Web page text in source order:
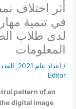
أثر اختلاف
في تنمية
لدى طلاب
المعلومات
/ اعداد عام 2021 ,
Editor
pattern of an
digital image